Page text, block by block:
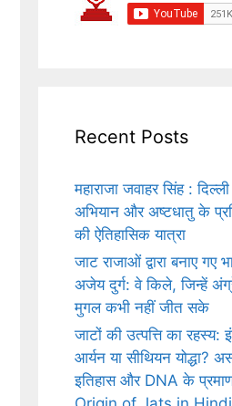
Recent Posts
महाराजा जवाहर सिंह : दिल्ली
अभियान और अष्टधातु के
की ऐतिहासिक यात्रा
जाट राजाओं द्वारा बनाए गए
अजेय दुर्ग: वे किले, जिन्हें
मुगल कभी नहीं जीत सके
जाटों की उत्पत्ति का रहस्य:
आर्यन या सीथियन योद्धा?
इतिहास और DNA के प्रमाण